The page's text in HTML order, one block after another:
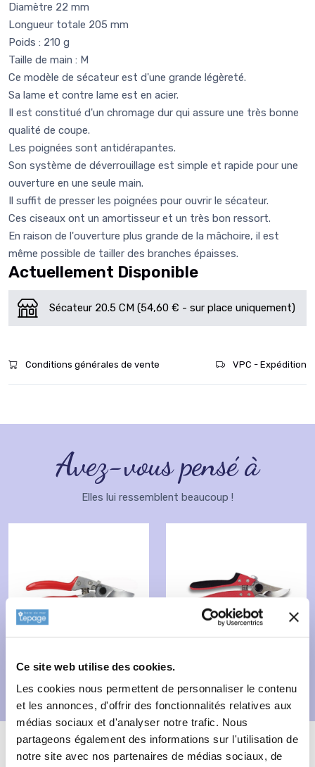
Ce site web utilise des cookies.
Les cookies nous permettent de personnaliser le contenu
et les annonces, d'offrir des fonctionnalités relatives aux
médias sociaux et d'analyser notre trafic. Nous
partageons également des informations sur l'utilisation de
notre site avec nos partenaires de médias sociaux, de
Diamètre 22 mm
Longueur totale 205 mm
Poids : 210 g
Taille de main : M
Ce modèle de sécateur est d'une grande légèreté.
Sa lame et contre lame est en acier.
Il est constitué d'un chromage dur qui assure une très bonne
qualité de coupe.
Les poignées sont antidérapantes.
Son système de déverrouillage est simple et rapide pour une
ouverture en une seule main.
Il suffit de presser les poignées pour ouvrir le sécateur.
Ces ciseaux ont un amortisseur et un très bon ressort.
En raison de l'ouverture plus grande de la mâchoire, il est
même possible de tailler des branches épaisses.
Actuellement Disponible
Sécateur 20.5 CM (54,60 € - sur place uniquement)
Conditions générales de vente VPC - Expédition
Avez-vous pensé à
Elles lui ressemblent beaucoup !
Description Fiche technique